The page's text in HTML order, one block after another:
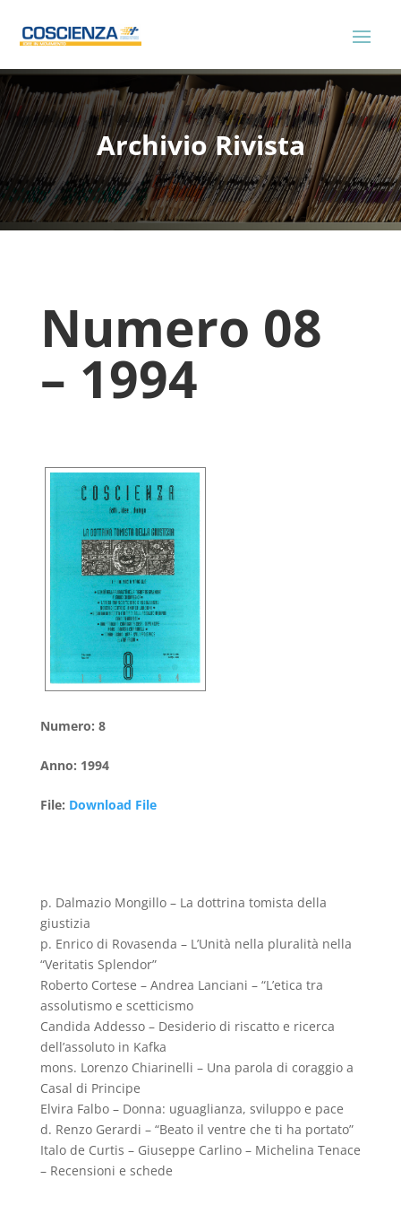
Archivio Rivista
Numero 08
– 1994
Numero: 8
Anno: 1994
File: Download File
p. Dalmazio Mongillo – La dottrina tomista della
giustizia
p. Enrico di Rovasenda – L’Unità nella pluralità nella
“Veritatis Splendor”
Roberto Cortese – Andrea Lanciani – “L’etica tra
assolutismo e scetticismo
Candida Addesso – Desiderio di riscatto e ricerca
dell’assoluto in Kafka
mons. Lorenzo Chiarinelli – Una parola di coraggio a
Casal di Principe
Elvira Falbo – Donna: uguaglianza, sviluppo e pace
d. Renzo Gerardi – “Beato il ventre che ti ha portato”
Italo de Curtis – Giuseppe Carlino – Michelina Tenace
– Recensioni e schede